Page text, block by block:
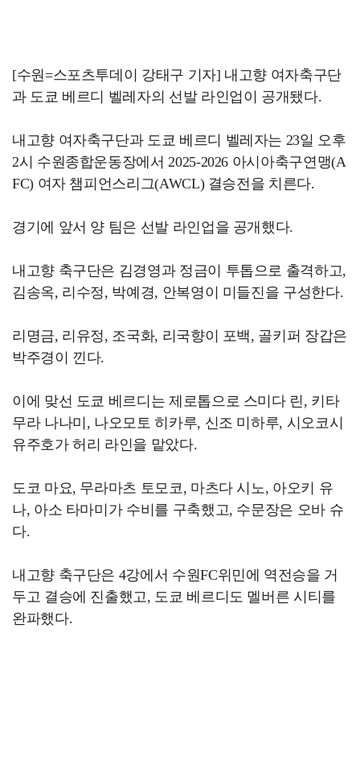
[수원=스포츠투데이 강태구 기자] 내고향 여자축구단
과 도쿄 베르디 벨레자의 선발 라인업이 공개됐다.
내고향 여자축구단과 도쿄 베르디 벨레자는 23일 오후
2시 수원종합운동장에서 2025-2026 아시아축구연맹(A
FC) 여자 챔피언스리그(AWCL) 결승전을 치른다.
경기에 앞서 양 팀은 선발 라인업을 공개했다.
내고향 축구단은 김경영과 정금이 투톱으로 출격하고,
김송옥, 리수정, 박예경, 안복영이 미들진을 구성한다.
리명금, 리유정, 조국화, 리국향이 포백, 골키퍼 장갑은
박주경이 낀다.
이에 맞선 도쿄 베르디는 제로톱으로 스미다 린, 키타
무라 나나미, 나오모토 히카루, 신조 미하루, 시오코시
유주호가 허리 라인을 맡았다.
도코 마요, 무라마츠 토모코, 마츠다 시노, 아오키 유
나, 아소 타마미가 수비를 구축했고, 수문장은 오바 슈
다.
내고향 축구단은 4강에서 수원FC위민에 역전승을 거
두고 결승에 진출했고, 도쿄 베르디도 멜버른 시티를
완파했다.